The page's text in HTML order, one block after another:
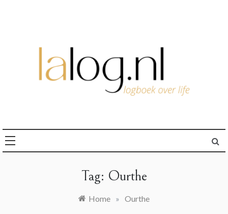
Tag: Ourthe
Home » Ourthe